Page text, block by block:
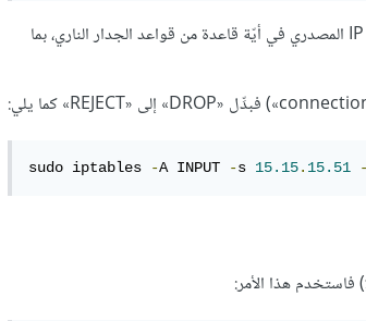
عنوان IP المصدري على أنه «15.15.15.51»، يمكن أن يُحدَّد عنوان IP المصدري في أيّة قاعدة من قواعد الجدار الناري، بما
sudo iptables -A INPUT -s 15.15. 15.51 -
فاستخدم هذا الأمر: